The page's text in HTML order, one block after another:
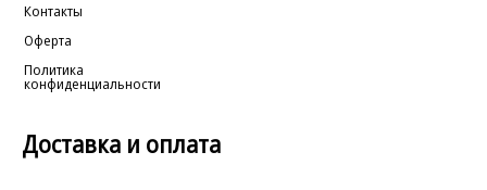
Контакты
Оферта
Политика
конфиденциальности
Доставка и оплата